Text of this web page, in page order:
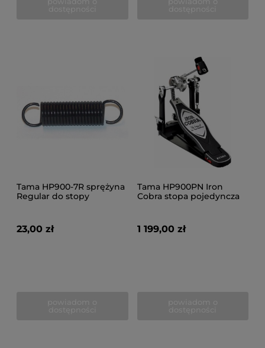
Tama HP900-7R sprężyna
Regular do stopy
23,00 zł
Tama HP900PN Iron
Cobra stopa pojedyncza
1 199,00 zł